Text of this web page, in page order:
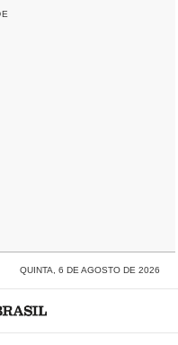
QUINTA, 6 DE AGOSTO DE 2026